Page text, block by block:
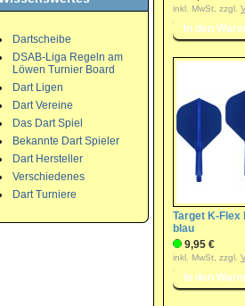
Dartscheibe
DSAB-Liga Regeln am
Löwen Turnier Board
Dart Ligen
Dart Vereine
Das Dart Spiel
Bekannte Dart Spieler
Dart Hersteller
Verschiedenes
Dart Turniere
inkl. MwSt, zzgl.
Target K-Flex
blau
9,95 €
inkl. MwSt, zzgl.